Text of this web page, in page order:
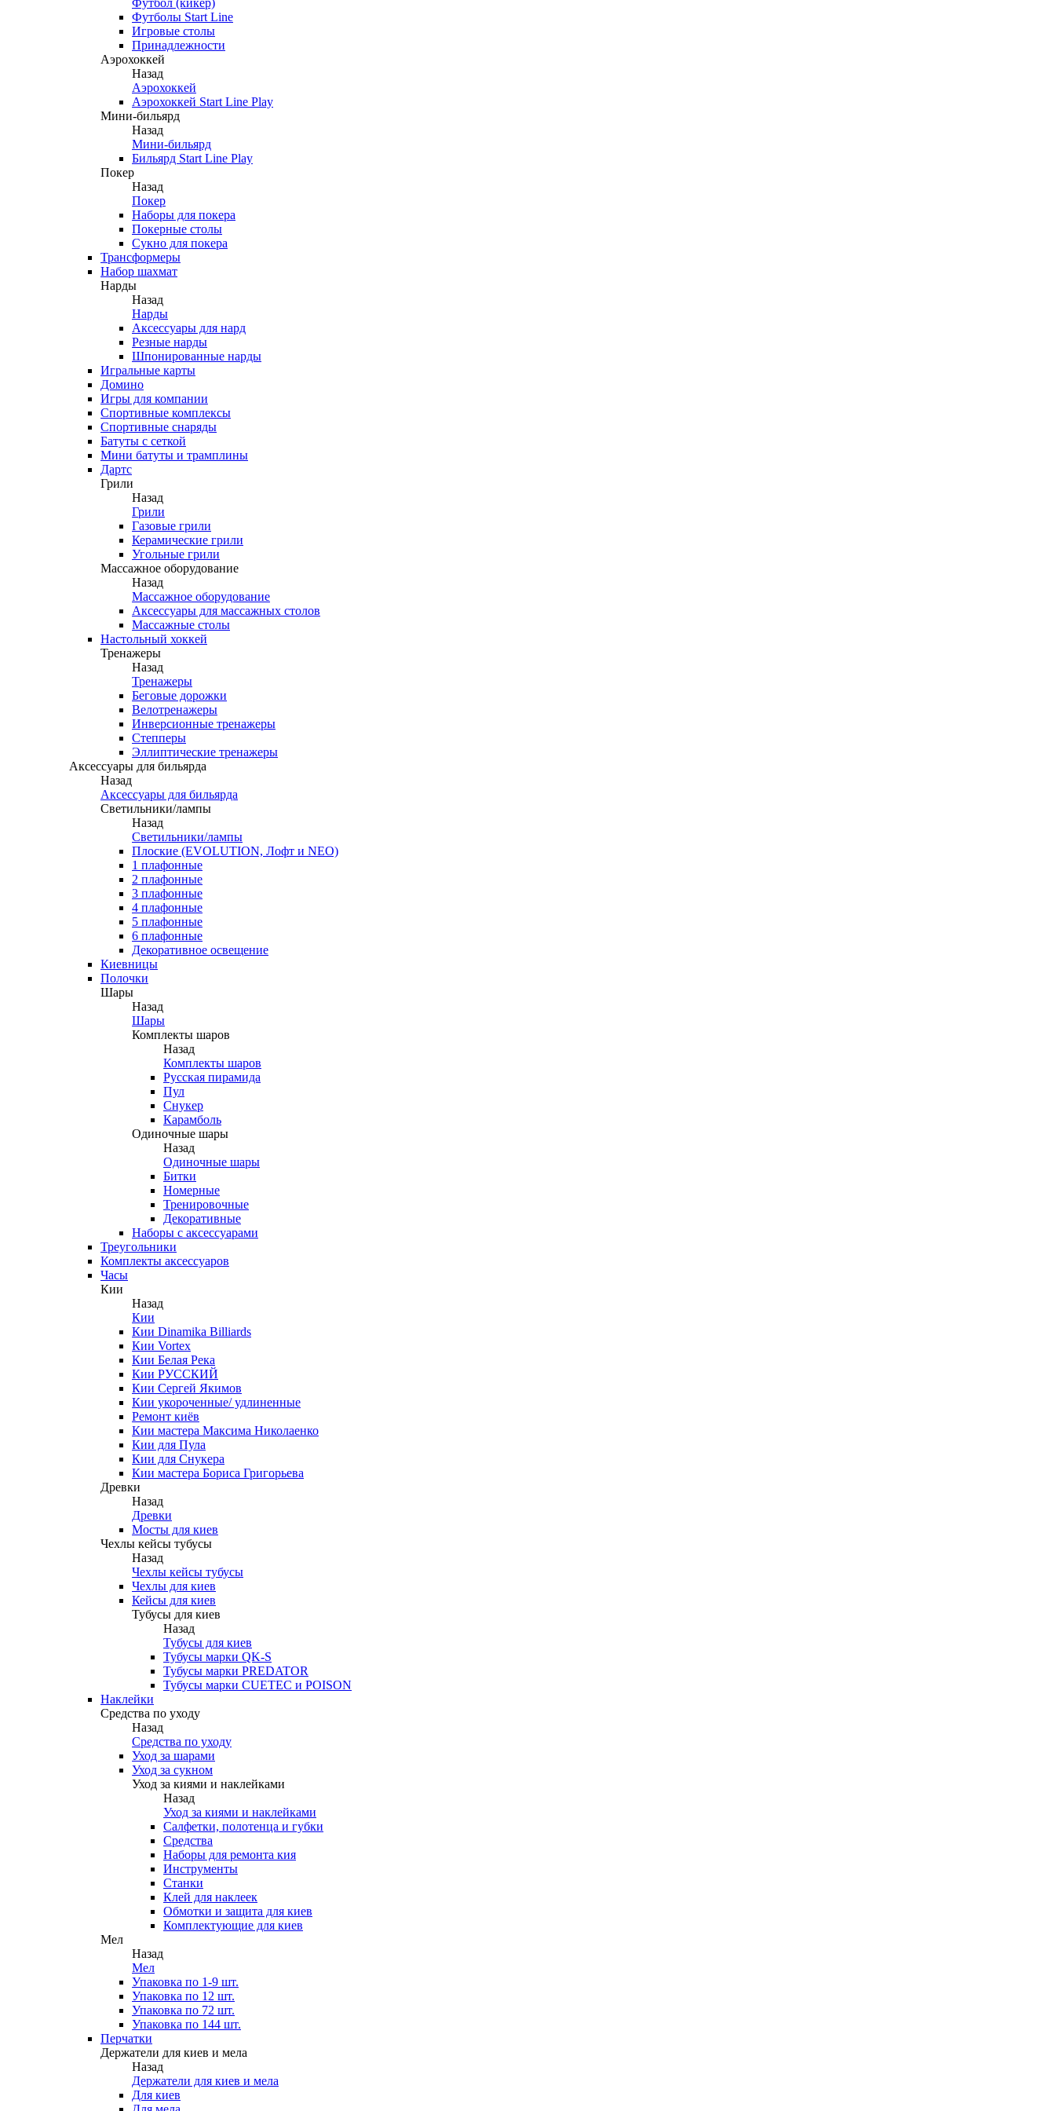
Футбол (кикер)
Футболы Start Line
Игровые столы
Принадлежности
Аэрохоккей
Назад
Аэрохоккей
Аэрохоккей Start Line Play
Мини-бильярд
Назад
Мини-бильярд
Бильярд Start Line Play
Покер
Назад
Покер
Наборы для покера
Покерные столы
Сукно для покера
Трансформеры
Набор шахмат
Нарды
Назад
Нарды
Аксессуары для нард
Резные нарды
Шпонированные нарды
Игральные карты
Домино
Игры для компании
Спортивные комплексы
Спортивные снаряды
Батуты с сеткой
Мини батуты и трамплины
Дартс
Грили
Назад
Грили
Газовые грили
Керамические грили
Угольные грили
Массажное оборудование
Назад
Массажное оборудование
Аксессуары для массажных столов
Массажные столы
Настольный хоккей
Тренажеры
Назад
Тренажеры
Беговые дорожки
Велотренажеры
Инверсионные тренажеры
Степперы
Эллиптические тренажеры
Аксессуары для бильярда
Назад
Аксессуары для бильярда
Светильники/лампы
Назад
Светильники/лампы
Плоские (EVOLUTION, Лофт и NEO)
1 плафонные
2 плафонные
3 плафонные
4 плафонные
5 плафонные
6 плафонные
Декоративное освещение
Киевницы
Полочки
Шары
Назад
Шары
Комплекты шаров
Назад
Комплекты шаров
Русская пирамида
Пул
Снукер
Карамболь
Одиночные шары
Назад
Одиночные шары
Битки
Номерные
Тренировочные
Декоративные
Наборы с аксессуарами
Треугольники
Комплекты аксессуаров
Часы
Кии
Назад
Кии
Кии Dinamika Billiards
Кии Vortex
Кии Белая Река
Кии РУССКИЙ
Кии Сергей Якимов
Кии укороченные/ удлиненные
Ремонт киёв
Кии мастера Максима Николаенко
Кии для Пула
Кии для Снукера
Кии мастера Бориса Григорьева
Древки
Назад
Древки
Мосты для киев
Чехлы кейсы тубусы
Назад
Чехлы кейсы тубусы
Чехлы для киев
Кейсы для киев
Тубусы для киев
Назад
Тубусы для киев
Тубусы марки QK-S
Тубусы марки PREDATOR
Тубусы марки CUETEC и POISON
Наклейки
Средства по уходу
Назад
Средства по уходу
Уход за шарами
Уход за сукном
Уход за киями и наклейками
Назад
Уход за киями и наклейками
Салфетки, полотенца и губки
Средства
Наборы для ремонта кия
Инструменты
Станки
Клей для наклеек
Обмотки и защита для киев
Комплектующие для киев
Мел
Назад
Мел
Упаковка по 1-9 шт.
Упаковка по 12 шт.
Упаковка по 72 шт.
Упаковка по 144 шт.
Перчатки
Держатели для киев и мела
Назад
Держатели для киев и мела
Для киев